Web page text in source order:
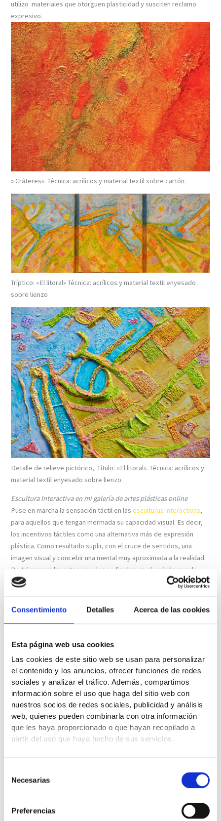
Consentimiento Detalles Acerca de las cookies
Esta página web usa cookies
Las cookies de este sitio web se usan para personalizar
el contenido y los anuncios, ofrecer funciones de redes
sociales y analizar el tráfico. Además, compartimos
información sobre el uso que haga del sitio web con
nuestros socios de redes sociales, publicidad y análisis
web, quienes pueden combinarla con otra información
que les haya proporcionado o que hayan recopilado a
partir del uso que haya hecho de sus servicios.
Necesarias
Preferencias
utilizo materiales que otorguen plasticidad y susciten reclamo
expresivo.
» Cráteres». Técnica: acrílicos y material textil sobre cartón.
Tríptico: «El litoral» Técnica: acrílicos y material textil enyesado
sobre lienzo
Detalle de relieve pictórico,. Título: «El litoral». Técnica: acrílicos y
material textil enyesado sobre lienzo.
Escultura Interactivaen mi galería de artes plásticas online
Puse en marcha la sensación táctil en las esculturas interactivas,
para aquellos que tengan mermada su capacidad visual. Es decir,
los incentivos táctiles como una alternativa más de expresión
plástica. Como resultado suplir, con el cruce de sentidos, una
imagen visual y concebir una mental muy aproximada a la realidad.
De tal manera las artes visuales se funden en el variado mundo
sensorial. Pero lo más importante es que las experiencias
documentación al respecto, donde las sensaciones táctiles eran
«Cascadas de estaño». Técnica: tallado con buril, con